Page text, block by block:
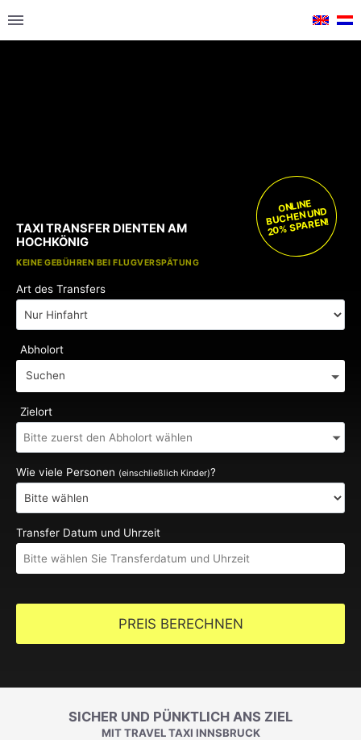
KOSTENLOSE KINDERSITZE
KEINE GEBÜHREN BEI FLUGVERSPÄTUNG
TAXI TRANSFER DIENTEN AM
HOCHKÖNIG
ONLINE
BUCHEN UND
20% SPAREN!
Art des Transfers
Abholort
Suchen
Zielort
Wie viele Personen (einschließlich Kinder)?
Transfer Datum und Uhrzeit
PREIS BERECHNEN
SICHER UND PÜNKTLICH ANS ZIEL
MIT TRAVEL TAXI INNSBRUCK